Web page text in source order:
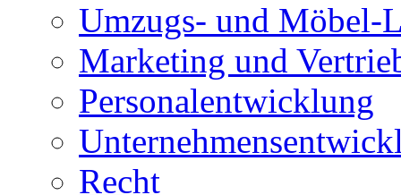
Umzugs- und Möbel-
Marketing und
Personalentwicklung
Recht